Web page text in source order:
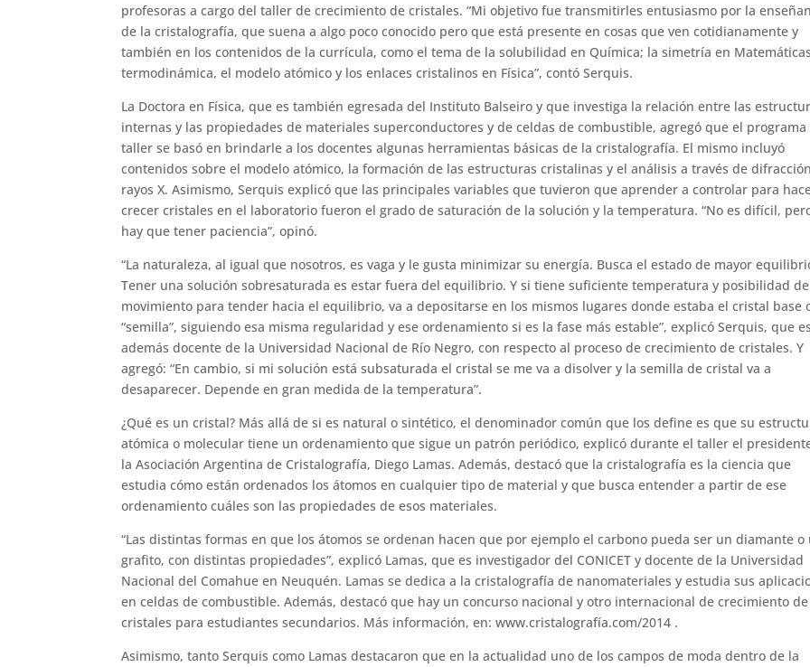
profesoras a cargo del taller de crecimiento de cristales. “Mi objetivo fue transmitirles entusiasmo por la
de la cristalografía, que suena a algo poco conocido pero que está presente en cosas que ven cotidianamente y
también en los contenidos de la currícula, como el tema de la solubilidad en Química; la simetría en
termodinámica, el modelo atómico y los enlaces cristalinos en Física”, contó Serquis.
La Doctora en Física, que es también egresada del Instituto Balseiro y que investiga la relación entre las
internas y las propiedades de materiales superconductores y de celdas de combustible, agregó que el programa
taller se basó en brindarle a los docentes algunas herramientas básicas de la cristalografía. El mismo incluyó
contenidos sobre el modelo atómico, la formación de las estructuras cristalinas y el análisis a través de
rayos X. Asimismo, Serquis explicó que las principales variables que tuvieron que aprender a controlar para
crecer cristales en el laboratorio fueron el grado de saturación de la solución y la temperatura. “No es difícil,
hay que tener paciencia”, opinó.
“La naturaleza, al igual que nosotros, es vaga y le gusta minimizar su energía. Busca el estado de mayor
Tener una solución sobresaturada es estar fuera del equilibrio. Y si tiene suficiente temperatura y posibilidad de
movimiento para tender hacia el equilibrio, va a depositarse en los mismos lugares donde estaba el cristal base
“semilla”, siguiendo esa misma regularidad y ese ordenamiento si es la fase más estable”, explicó Serquis, que es
además docente de la Universidad Nacional de Río Negro, con respecto al proceso de crecimiento de cristales. Y
agregó: “En cambio, si mi solución está subsaturada el cristal se me va a disolver y la semilla de cristal va a
desaparecer. Depende en gran medida de la temperatura”.
¿Qué es un cristal? Más allá de si es natural o sintético, el denominador común que los define es que su
atómica o molecular tiene un ordenamiento que sigue un patrón periódico, explicó durante el taller el
la Asociación Argentina de Cristalografía, Diego Lamas. Además, destacó que la cristalografía es la ciencia que
estudia cómo están ordenados los átomos en cualquier tipo de material y que busca entender a partir de ese
ordenamiento cuáles son las propiedades de esos materiales.
“Las distintas formas en que los átomos se ordenan hacen que por ejemplo el carbono pueda ser un diamante o
grafito, con distintas propiedades”, explicó Lamas, que es investigador del CONICET y docente de la Universidad
Nacional del Comahue en Neuquén. Lamas se dedica a la cristalografía de nanomateriales y estudia sus
en celdas de combustible. Además, destacó que hay un concurso nacional y otro internacional de crecimiento de
cristales para estudiantes secundarios. Más información, en: www.cristalografía.com/2014 .
Asimismo, tanto Serquis como Lamas destacaron que en la actualidad uno de los campos de moda dentro de la